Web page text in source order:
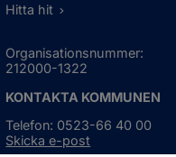
Hitta hit
Organisationsnummer:
212000-1322
KONTAKTA KOMMUNEN
Telefon: 0523-66 40 00
Skicka e-post